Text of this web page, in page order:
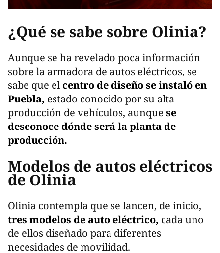
¿Qué se sabe sobre Olinia?
Aunque se ha revelado poca información
sobre la armadora de autos eléctricos, se
sabe que el centro de diseño se instaló en
Puebla, estado conocido por su alta
producción de vehículos, aunque se
desconoce dónde será la planta de
producción.
Modelos de autos eléctricos
de Olinia
Olinia contempla que se lancen, de inicio,
tres modelos de auto eléctrico, cada uno
de ellos diseñado para diferentes
necesidades de movilidad.